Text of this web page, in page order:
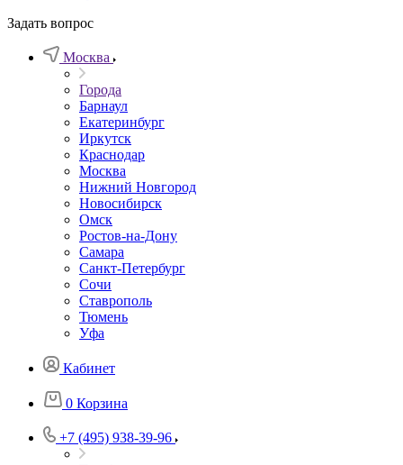
Задать вопрос
Москва
Города
Барнаул
Екатеринбург
Иркутск
Краснодар
Москва
Нижний Новгород
Новосибирск
Омск
Ростов-на-Дону
Самара
Санкт-Петербург
Сочи
Ставрополь
Тюмень
Уфа
Кабинет
0 Корзина
+7 (495) 938-39-96